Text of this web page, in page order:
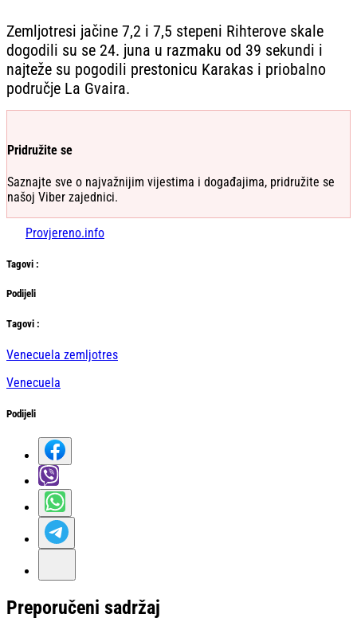
Zemljotresi jačine 7,2 i 7,5 stepeni Rihterove skale
dogodili su se 24. juna u razmaku od 39 sekundi i
najteže su pogodili prestonicu Karakas i priobalno
područje La Gvaira.
Pridružite se
Saznajte sve o najvažnijim vijestima i događajima, pridružite se
našoj Viber zajednici.
Provjereno.info
Tagovi :
Podijeli
Тagovi :
Venecuela zemljotres
Venecuela
Podijeli
Preporučeni sadržaj